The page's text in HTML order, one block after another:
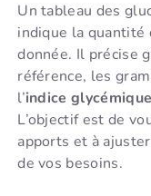
Un tableau des
indique la quantité
donnée. Il précise
référence, les
l’indice glycémique
L’objectif est de
apports et à
de vos besoins.